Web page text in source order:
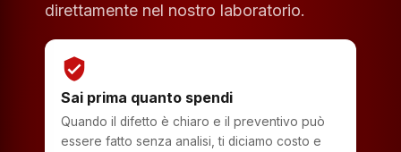
direttamente nel nostro laboratorio.
verified_user
Sai prima quanto spendi
Quando il difetto è chiaro e il preventivo può
essere fatto senza analisi, ti diciamo costo e